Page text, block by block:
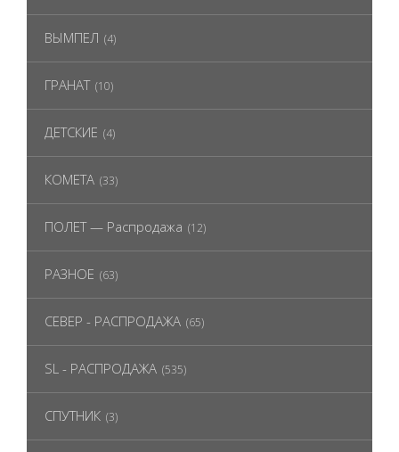
ВЫМПЕЛ (4)
ГРАНАТ (10)
ДЕТСКИЕ (4)
КОМЕТА (33)
ПОЛЕТ — Распродажа (12)
РАЗНОЕ (63)
СЕВЕР - РАСПРОДАЖА (65)
SL - РАСПРОДАЖА (535)
СПУТНИК (3)